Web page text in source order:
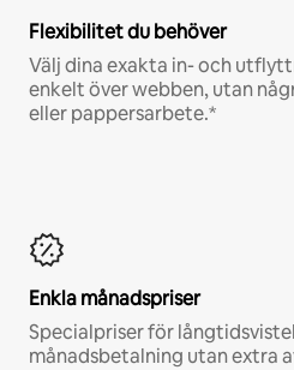
Flexibilitet du behöver
Välj dina exakta in- och
enkelt över webben, utan
eller pappersarbete.*
Enkla månadspriser
Specialpriser för
månadsbetalning utan extra